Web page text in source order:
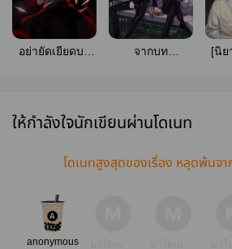
อย่ายัดเยียดบท
จากบท
พระเอกซะงั้น
#ตัวประกอบแย่ง
[นิย
ให้กำลังใจนักเขียนผ่านโดเนท
โดเนทสูงสุดของเรื่อง หลุดพ้นจ
anonymous